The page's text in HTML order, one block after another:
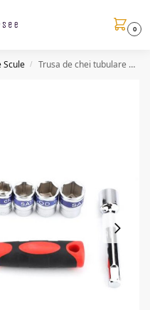
0
Scule / Trusa de chei tubulare hexagonale G10052, 12 piese